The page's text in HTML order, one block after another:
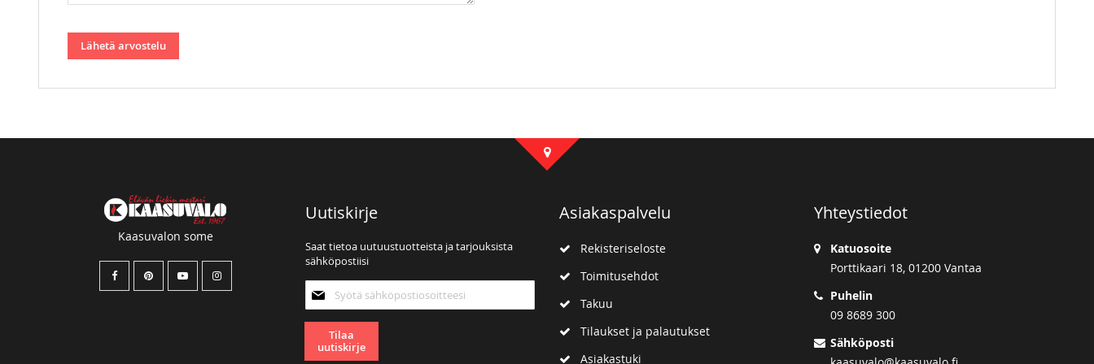
Lähetä arvostelu
Kaasuvalon some
Uutiskirje
Saat tietoa uutuustuotteista ja tarjouksista
sähköpostiisi
uutiskirjeemme:
Tilaa
uutiskirje
Asiakaspalvelu
Rekisteriseloste
Toimitusehdot
Takuu
Tilaukset ja palautukset
Asiakastuki
Yhteystiedot
Katuosoite
Porttikaari 18, 01200 Vantaa
Puhelin
09 8689 300
Sähköposti